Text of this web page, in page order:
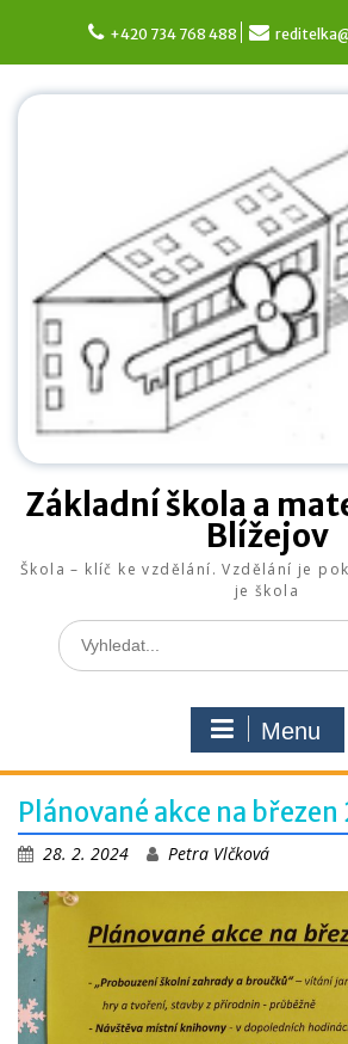
content
+420 734 768 488
Základní škola a
Blížejov
Škola – klíč ke vzdělání. Vzdělání je
je škola
Search
for:
Menu
Plánované akce na
28. 2. 2024 Petra Vlčková